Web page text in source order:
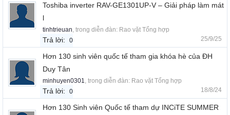
Toshiba inverter RAV-GE1301UP-V – Giải pháp làm mát
l
tinhtrieuan, trong diễn đàn: Rao vặt Tổng hợp
Trả lời: 0 25/9/25
Hơn 130 sinh viên quốc tế tham gia khóa hè của ĐH
Duy Tân
minhuyen0301, trong diễn đàn: Rao vặt Tổng hợp
Trả lời: 0 18/8/24
Hơn 130 Sinh viên Quốc tế tham dự INCiTE SUMMER